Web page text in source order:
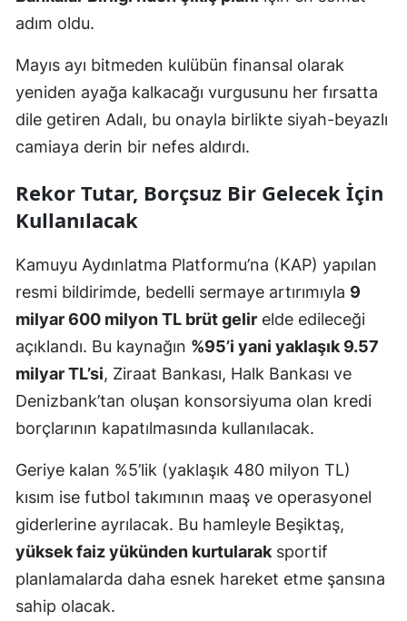
adım oldu.
Mayıs ayı bitmeden kulübün finansal olarak
yeniden ayağa kalkacağı vurgusunu her fırsatta
dile getiren Adalı, bu onayla birlikte siyah-beyazlı
camiaya derin bir nefes aldırdı.
Rekor Tutar, Borçsuz Bir Gelecek İçin
Kullanılacak
Kamuyu Aydınlatma Platformu’na (KAP) yapılan
resmi bildirimde, bedelli sermaye artırımıyla 9
milyar 600 milyon TL brüt gelir elde edileceği
açıklandı. Bu kaynağın %95’i yani yaklaşık 9.57
milyar TL’si, Ziraat Bankası, Halk Bankası ve
Denizbank’tan oluşan konsorsiyuma olan kredi
borçlarının kapatılmasında kullanılacak.
Geriye kalan %5’lik (yaklaşık 480 milyon TL)
kısım ise futbol takımının maaş ve operasyonel
giderlerine ayrılacak. Bu hamleyle Beşiktaş,
yüksek faiz yükünden kurtularaksportif
planlamalarda daha esnek hareket etme şansına
sahip olacak.